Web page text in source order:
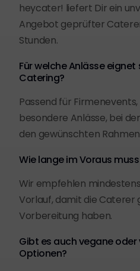
heycater! liefert Dir ein
Angebot geprüfter
Stunden.
Für welche Anlässe eignet
Catering?
Passend für
besondere Anlässe, bei
den gewünschten
Wie lange im Voraus
Wir empfehlen
Vorlauf, damit die Caterer
Vorbereitung haben.
Gibt es auch vegane
Optionen?